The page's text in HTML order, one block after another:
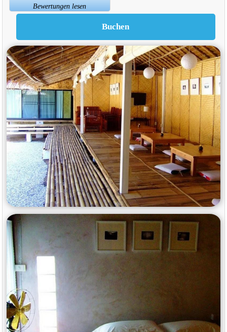
Bewertungen lesen